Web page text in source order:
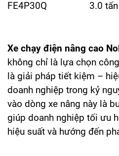
FE4P30Q 3.0 tấn
Xe chạy điện nâng cao
không chỉ là lựa chọn
là giải pháp tiết kiệm –
doanh nghiệp trong kỷ
vào dòng xe nâng này là
giúp doanh nghiệp tối ưu
hiệu suất và hướng đến